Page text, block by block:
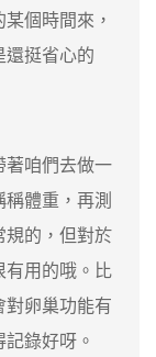
個時間來，
還挺省心的
咱們去做一
體重，再測
規的，但對於
有用的哦。比
對卵巢功能有
錄好呀。